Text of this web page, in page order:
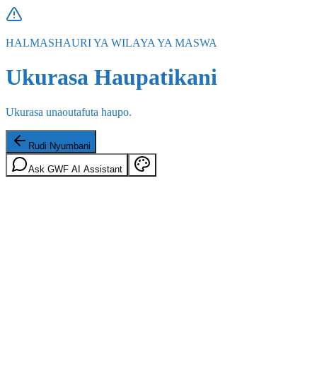
HALMASHAURI YA WILAYA YA MASWA
Ukurasa Haupatikani
Ukurasa unaoutafuta haupo.
Rudi Nyumbani
Ask GWF AI Assistant